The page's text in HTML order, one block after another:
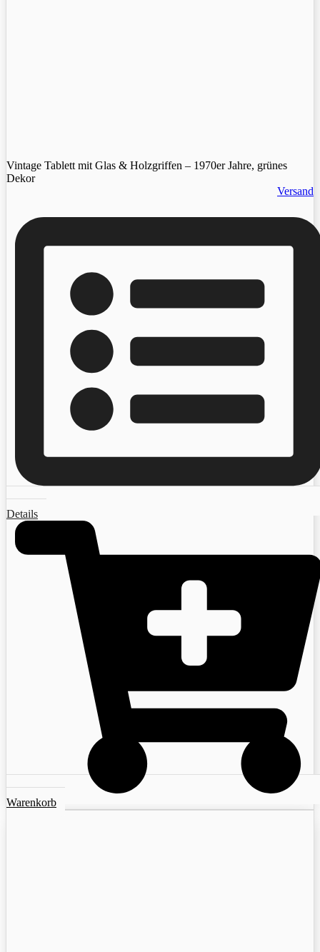
Vintage Tablett mit Glas & Holzgriffen – 1970er Jahre, grünes
Dekor
Versand
Details
Warenkorb